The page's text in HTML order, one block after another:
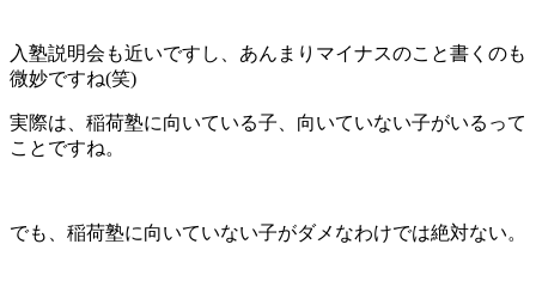
入塾説明会も近いですし、あんまりマイナスのこと書くのも
微妙ですね(笑)
実際は、稲荷塾に向いている子、向いていない子がいるって
ことですね。
でも、稲荷塾に向いていない子がダメなわけでは絶対ない。